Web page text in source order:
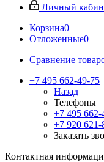
Личный
Корзина0
Отложенные0
Сравнение
+7 495 662-49-75
Назад
Телефоны
+7 495 662-
+7 920 621-
Заказать
Контактная